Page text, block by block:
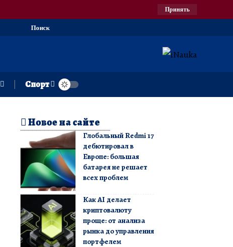
Принять
Поиск
Спорт
Новое на сайте
Глобальный Redmi 17
дебютировал в
Европе: большая
батарея не решает
всех проблем
Как AI делает
криптовалюту
проще: от анализа
рынка до управления
портфелем